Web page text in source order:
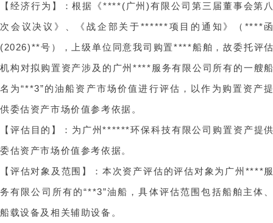
【经济行为】：根据《****(广州)有限公司第三届董事会第
次会议决议》、《战企部关于******项目的通知》（****
(2026)**号），上级单位同意我司购置****船舶，故委托评
机构对拟购置资产涉及的广州****服务有限公司所有的一艘
名为“**3”的油船资产市场价值进行评估，以作为购置资产
供委估资产市场价值参考依据。
【评估目的】：为广州******环保科技有限公司购置资产提
委估资产市场价值参考依据。
【评估对象及范围】：本次资产评估的评估对象为广州****
务有限公司所有的“**3”油船，具体评估范围包括船舶主体
船载设备及相关辅助设备。